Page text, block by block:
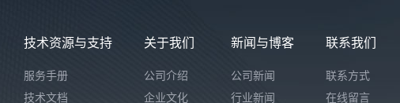
技术资源与支持
服务手册
技术文档
关于我们
公司介绍
企业文化
新闻与博客
公司新闻
行业新闻
联系我们
联系方式
在线留言